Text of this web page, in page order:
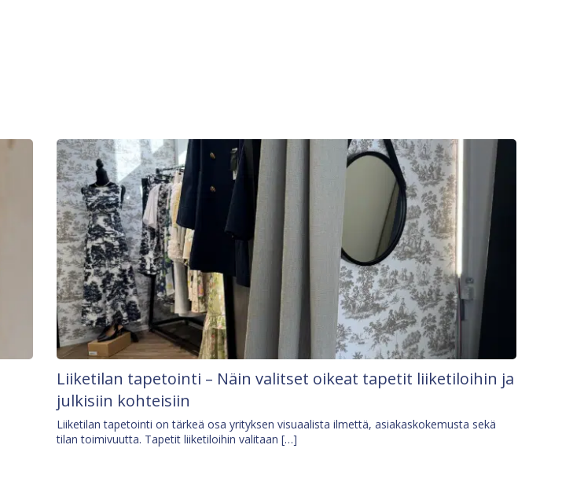
Liiketilan tapetointi – Näin valitset oikeat tapetit liiketiloihin ja
julkisiin kohteisiin
Liiketilan tapetointi on tärkeä osa yrityksen visuaalista ilmettä, asiakaskokemusta sekä
tilan toimivuutta. Tapetit liiketiloihin valitaan […]